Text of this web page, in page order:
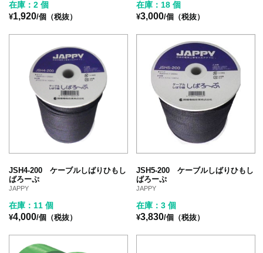
在庫：2 個
¥1,920/個（税抜）
在庫：18 個
¥3,000/個（税抜）
JSH4-200 ケーブルしばりひもし
ばろーぷ
JAPPY
在庫：11 個
¥4,000/個（税抜）
JSH5-200 ケーブルしばりひもし
ばろーぷ
JAPPY
在庫：3 個
¥3,830/個（税抜）